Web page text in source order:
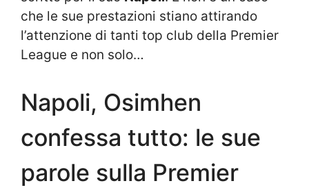
che le sue prestazioni stiano attirando
l’attenzione di tanti top club della Premier
League e non solo…
Napoli, Osimhen
confessa tutto: le sue
parole sulla Premier